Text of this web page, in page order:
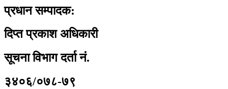
प्रधान सम्पादक:
दिप्त प्रकाश अधिकारी
सूचना विभाग दर्ता नं.
३४०६/०७८-७९